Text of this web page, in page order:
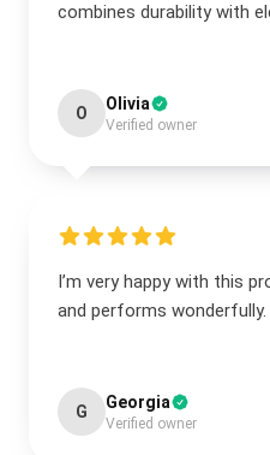
combines durability with
O Olivia
Verified owner
I’m very happy with this
and performs wonderfully.
G Georgia
Verified owner